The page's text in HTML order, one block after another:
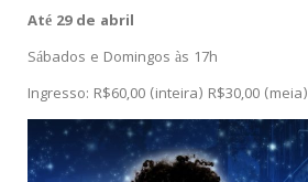
Até 29 de abril
Sábados e Domingos às 17h
Ingresso: R$60,00 (inteira) R$30,00 (meia)